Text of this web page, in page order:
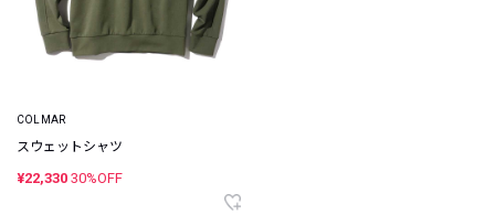
COLMAR
スウェットシャツ
¥22,330 30%OFF